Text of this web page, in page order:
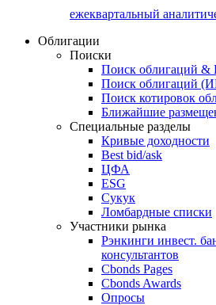
ежеквартальный
Облигации
Поиски
Поиск облигаций &
Поиск облигаций
Поиск котировок
Ближайшие
Специальные разделы
Кривые доходности
Best bid/ask
ЦФА
ESG
Сукук
Ломбардные списки
Участники рынка
Рэнкинги инвест.
консультантов
Cbonds Pages
Cbonds Awards
Опросы